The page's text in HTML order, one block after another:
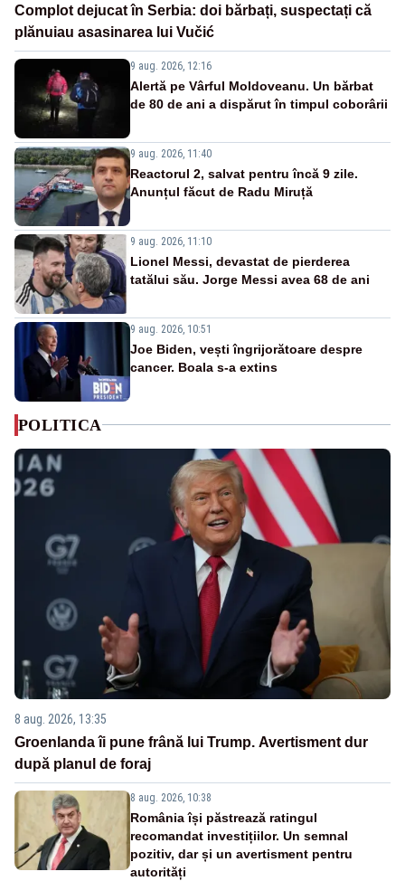
Complot dejucat în Serbia: doi bărbați, suspectați că
plănuiau asasinarea lui Vučić
9 aug. 2026, 12:16
Alertă pe Vârful Moldoveanu. Un bărbat
de 80 de ani a dispărut în timpul coborârii
9 aug. 2026, 11:40
Reactorul 2, salvat pentru încă 9 zile.
Anunțul făcut de Radu Miruță
9 aug. 2026, 11:10
Lionel Messi, devastat de pierderea
tatălui său. Jorge Messi avea 68 de ani
9 aug. 2026, 10:51
Joe Biden, vești îngrijorătoare despre
cancer. Boala s-a extins
POLITICA
8 aug. 2026, 13:35
Groenlanda îi pune frână lui Trump. Avertisment dur
după planul de foraj
8 aug. 2026, 10:38
România își păstrează ratingul
recomandat investițiilor. Un semnal
pozitiv, dar și un avertisment pentru
autorități